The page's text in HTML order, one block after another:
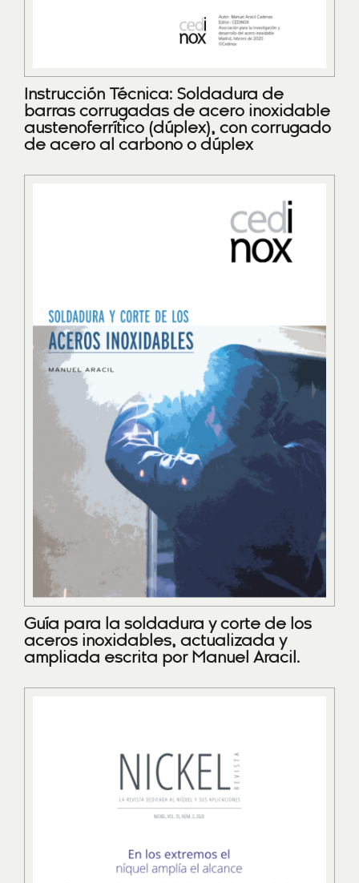
Instrucción Técnica: Soldadura de
barras corrugadas de acero inoxidable
austenoferrítico (dúplex), con corrugado
de acero al carbono o dúplex
Guía para la soldadura y corte de los
aceros inoxidables, actualizada y
ampliada escrita por Manuel Aracil.